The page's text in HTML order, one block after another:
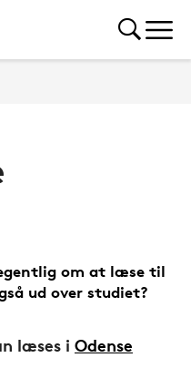
om at læse til
ud over studiet?
læses i Odense